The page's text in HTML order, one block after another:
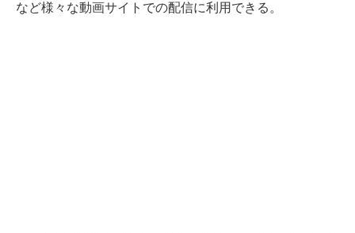
など様々な動画サイトでの配信に利用できる。